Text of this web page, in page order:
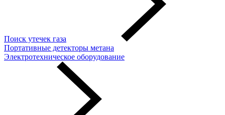
Поиск утечек газа
Портативные детекторы метана
Электротехническое оборудование